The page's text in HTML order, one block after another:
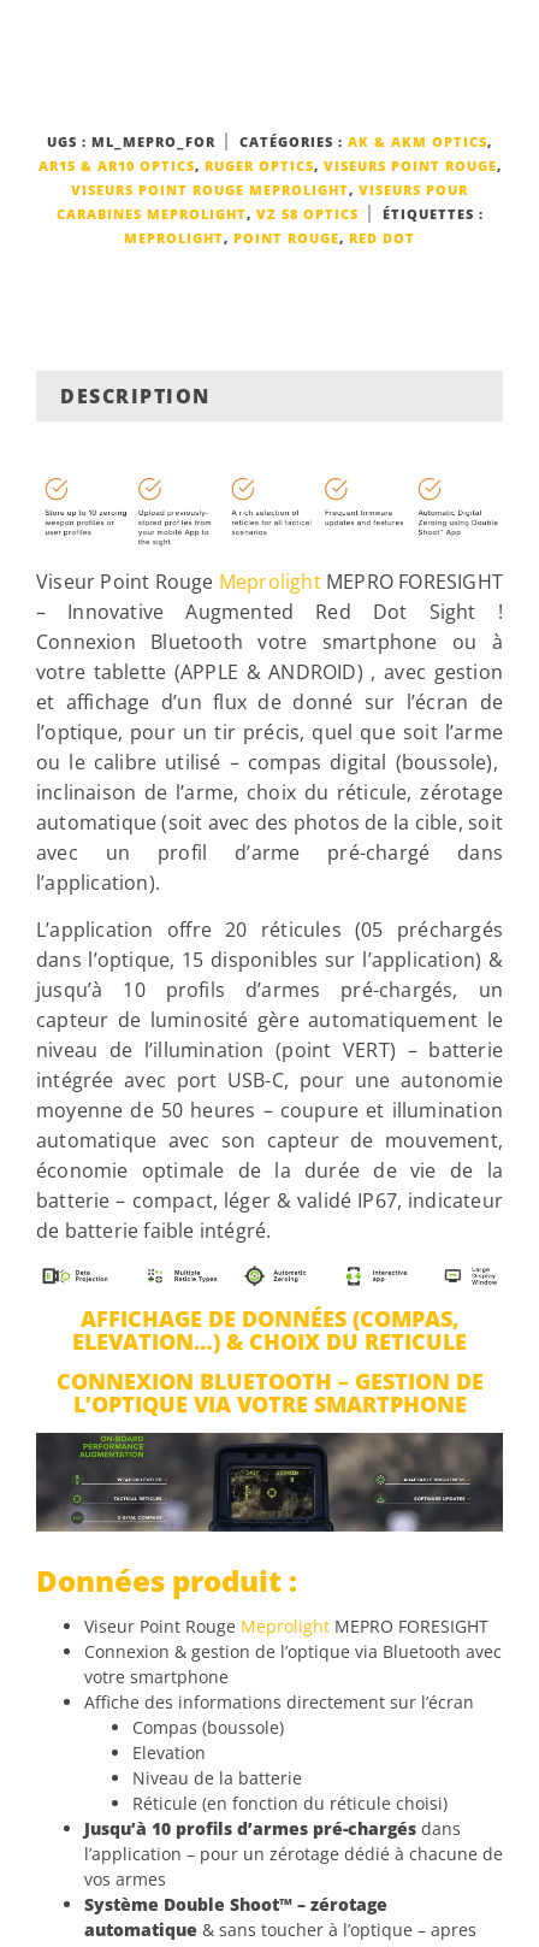
UGS : ML_MEPRO_FOR CATÉGORIES : AK & AKM OPTICS,
AR15 & AR10 OPTICS, RUGER OPTICS, VISEURS POINT ROUGE,
VISEURS POINT ROUGE MEPROLIGHT, VISEURS POUR
CARABINES MEPROLIGHT, VZ 58 OPTICS
ÉTIQUETTES :
MEPROLIGHT, POINT ROUGE, RED DOT
DESCRIPTION
Viseur Point Rouge MeprolightMEPRO FORESIGHT
– Innovative Augmented Red Dot Sight !
Connexion Bluetooth votre smartphone ou à
votre tablette (APPLE & ANDROID) , avec gestion
et affichage d’un flux de donné sur l’écran de
l’optique, pour un tir précis, quel que soit l’arme
ou le calibre utilisé – compas digital (boussole),
inclinaison de l’arme, choix du réticule, zérotage
automatique (soit avec des photos de la cible, soit
avec un profil d’arme pré-chargé dans
l’application).
L’application offre 20 réticules (05 préchargés
dans l’optique, 15 disponibles sur l’application) &
jusqu’à 10 profils d’armes pré-chargés, un
capteur de luminosité gère automatiquement le
niveau de l’illumination (point VERT) – batterie
intégrée avec port USB-C, pour une autonomie
moyenne de 50 heures – coupure et illumination
automatique avec son capteur de mouvement,
économie optimale de la durée de vie de la
batterie – compact, léger & validé IP67, indicateur
de batterie faible intégré.
AFFICHAGE DE DONNÉES (COMPAS,
ELEVATION…) & CHOIX DU RETICULE
CONNEXION BLUETOOTH – GESTION DE
L’OPTIQUE VIA VOTRE SMARTPHONE
Données produit :
Viseur Point Rouge Meprolight MEPRO FORESIGHT
Connexion & gestion de l’optique via Bluetooth avec
votre smartphone
Affiche des informations directement sur l’écran
Compas (boussole)
Elevation
Niveau de la batterie
Réticule (en fonction du réticule choisi)
Jusqu’à 10 profils d’armes pré-chargés dans
l’application – pour un zérotage dédié à chacune de
vos armes
Système Double Shoot™ – zérotage
automatique & sans toucher à l’optique – apres